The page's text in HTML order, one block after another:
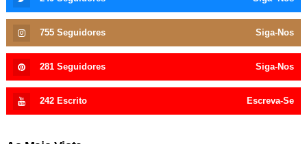
755 Seguidores Siga-Nos
281 Seguidores Siga-Nos
242 Escrito Escreva-Se